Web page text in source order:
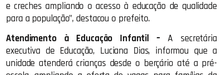
e creches ampliando o acesso à educação de qualidade
para a população”, destacou o prefeito.
Atendimento à Educação Infantil – A secretária
executiva de Educação, Luciana Dias, informou que a
unidade atenderá crianças desde o berçário até a pré-